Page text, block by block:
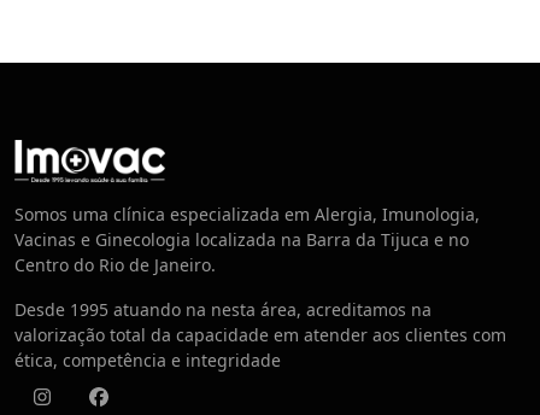
Centro de Vacinação
Somos uma clínica especializada em Alergia, Imunologia,
Vacinas e Ginecologia localizada na Barra da Tijuca e no
Centro do Rio de Janeiro.
Desde 1995 atuando na nesta área, acreditamos na
valorização total da capacidade em atender aos clientes com
ética, competência e integridade
InstagramFacebook